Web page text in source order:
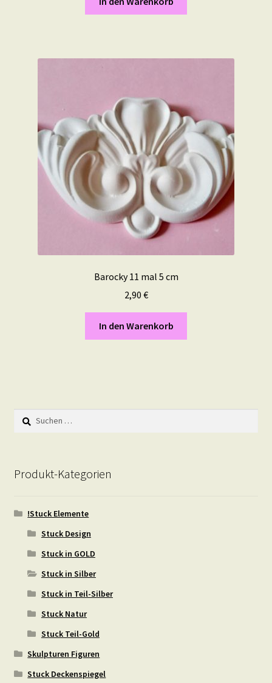
Barocky 11 mal 5 cm
2,90 €
In den Warenkorb
Suchen
nach:
Produkt-Kategorien
!Stuck Elemente
Stuck Design
Stuck in GOLD
Stuck in Silber
Stuck in Teil-Silber
Stuck Natur
Stuck Teil-Gold
Skulpturen Figuren
Stuck Deckenspiegel